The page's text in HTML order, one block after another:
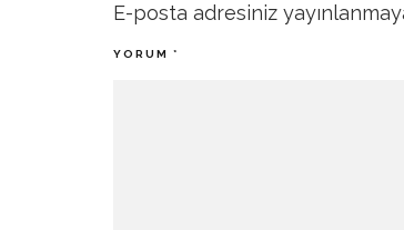
E-posta adresiniz
YORUM *